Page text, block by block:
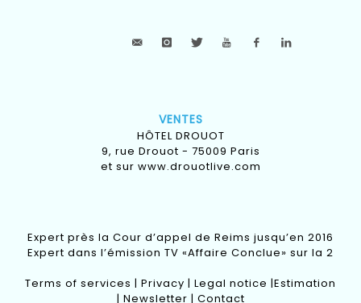
VENTES
HÔTEL DROUOT
9, rue Drouot - 75009 Paris
et sur www.drouotlive.com
Expert près la Cour d’appel de Reims jusqu’en 2016
Expert dans l’émission TV «Affaire Conclue» sur la 2
Terms of services | Privacy | Legal notice |Estimation
| Newsletter | Contact